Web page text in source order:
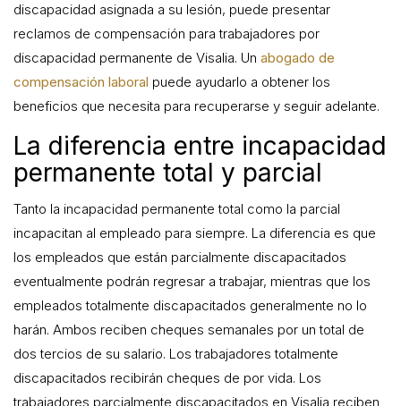
discapacidad asignada a su lesión, puede presentar
reclamos de compensación para trabajadores por
discapacidad permanente de Visalia. Un abogado de
compensación laboral puede ayudarlo a obtener los
beneficios que necesita para recuperarse y seguir adelante.
La diferencia entre incapacidad
permanente total y parcial
Tanto la incapacidad permanente total como la parcial
incapacitan al empleado para siempre. La diferencia es que
los empleados que están parcialmente discapacitados
eventualmente podrán regresar a trabajar, mientras que los
empleados totalmente discapacitados generalmente no lo
harán. Ambos reciben cheques semanales por un total de
dos tercios de su salario. Los trabajadores totalmente
discapacitados recibirán cheques de por vida. Los
trabajadores parcialmente discapacitados en Visalia reciben